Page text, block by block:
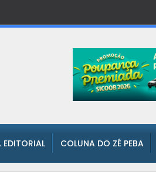
COLUNA DO ZÉ PEBA